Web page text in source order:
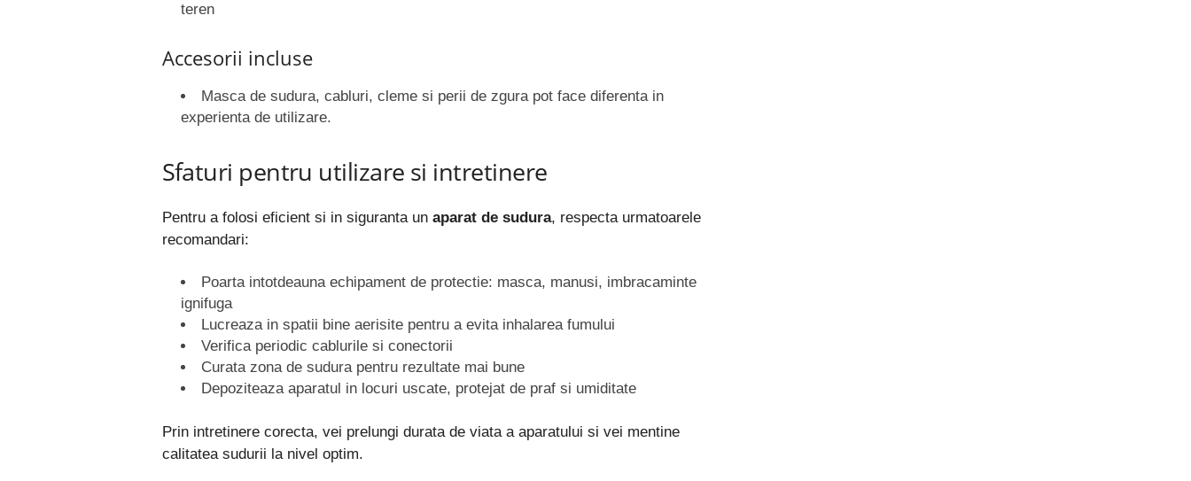
teren
Accesorii incluse
Masca de sudura, cabluri, cleme si perii de zgura pot face diferenta in
experienta de utilizare.
Sfaturi pentru utilizare si intretinere
Pentru a folosi eficient si in siguranta un aparat de sudura, respecta urmatoarele
recomandari:
Poarta intotdeauna echipament de protectie: masca, manusi, imbracaminte
ignifuga
Lucreaza in spatii bine aerisite pentru a evita inhalarea fumului
Verifica periodic cablurile si conectorii
Curata zona de sudura pentru rezultate mai bune
Depoziteaza aparatul in locuri uscate, protejat de praf si umiditate
Prin intretinere corecta, vei prelungi durata de viata a aparatului si vei mentine
calitatea sudurii la nivel optim.